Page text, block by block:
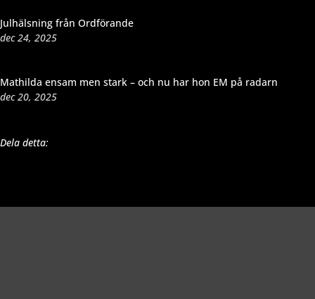
Julhälsning från Ordförande
dec 24, 2025
Mathilda ensam men stark – och nu har hon EM på radarn
dec 20, 2025
Dela detta: